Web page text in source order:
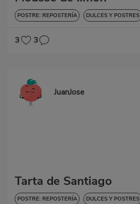
POSTRE: REPOSTERÍA DULCES Y POSTRES
3 3
JuanJose
Tarta de Santiago
POSTRE: REPOSTERÍA DULCES Y POSTRES